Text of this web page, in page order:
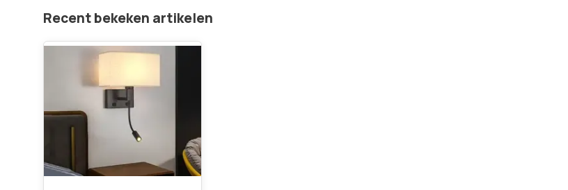
Recent bekeken artikelen